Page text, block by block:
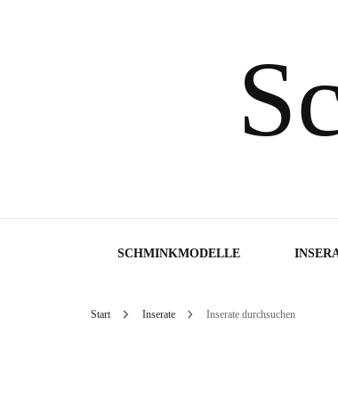
SCHMINKMODELLE
Start Inserate Inserate durchsuchen